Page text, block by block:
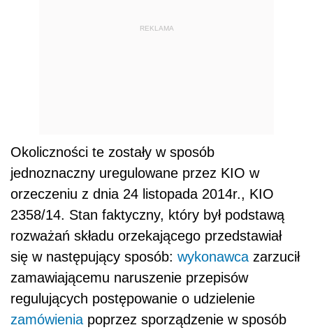
REKLAMA
Okoliczności te zostały w sposób
jednoznaczny uregulowane przez KIO w
orzeczeniu z dnia 24 listopada 2014r., KIO
2358/14. Stan faktyczny, który był podstawą
rozważań składu orzekającego przedstawiał
się w następujący sposób: wykonawca zarzucił
zamawiającemu naruszenie przepisów
regulujących postępowanie o udzielenie
zamówienia poprzez sporządzenie w sposób